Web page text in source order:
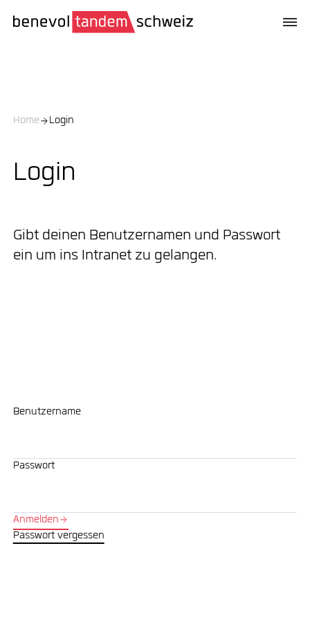
Home Login
Login
Gibt deinen Benutzernamen und Passwort
ein um ins Intranet zu gelangen.
Benutzername
Passwort
Anmelden
Passwort vergessen